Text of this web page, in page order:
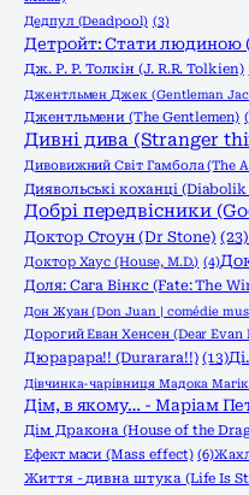
Дедпул (Deadpool) (3)
Детройт: Стати людиною
Дж. Р. Р. Толкін (J. R.R. Tolkien)
Джентльмен Джек (Gentleman
Джентльмени (The Gentlemen)
Дивні дива (Stranger
Дивовижний Світ Гамбола (The
Диявольські коханці
Добрі передвісники
Доктор Стоун (Dr Stone) (23)
Доктор Хаус (House, M.D.) (4)
Доля: Сага Вінкс (Fate: The
Дон Жуан (Don Juan | comédie
Дорогий Еван Хенсен (Dear Evan
Дюрарара!! (Durarara!!) (13)
Дівчинка-чарівниця Мадока
Дім, в якому… - Маріам
Дім Дракона (House of the
Ефект маси (Mass effect) (6)
Життя - дивна штука (Life Is